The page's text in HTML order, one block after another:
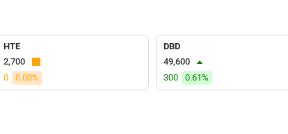
HTE
2,700
0
0.00%
DBD
49,600
300
0.61%